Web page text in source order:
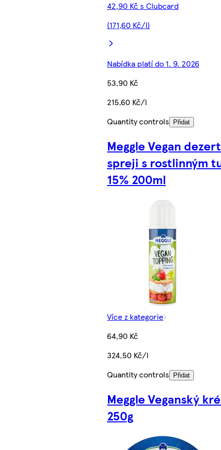
42,90 Kč s Clubcard
(171,60 Kč/l)
Nabídka platí do 1. 9. 2026
53,90 Kč
215,60 Kč/l
Quantity controls
Přidat
Meggle Vegan
spreji s rostlinným
15% 200ml
Více z kategorie
64,90 Kč
324,50 Kč/l
Quantity controls
Přidat
Meggle Veganský
250g